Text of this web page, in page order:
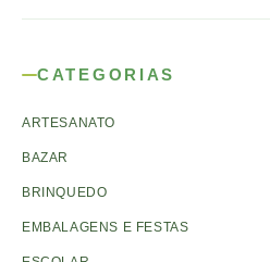
CATEGORIAS
ARTESANATO
BAZAR
BRINQUEDO
EMBALAGENS E FESTAS